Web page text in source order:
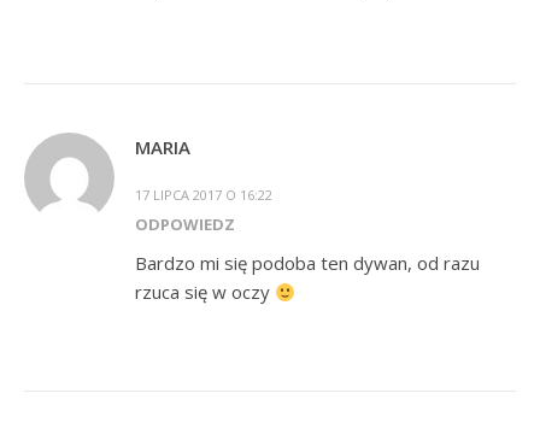
MARIA
17 LIPCA 2017 O 16:22
ODPOWIEDZ
Bardzo mi się podoba ten dywan, od razu
rzuca się w oczy